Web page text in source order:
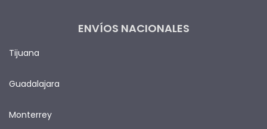
ENVÍOS NACIONALES
Tijuana
Guadalajara
Monterrey